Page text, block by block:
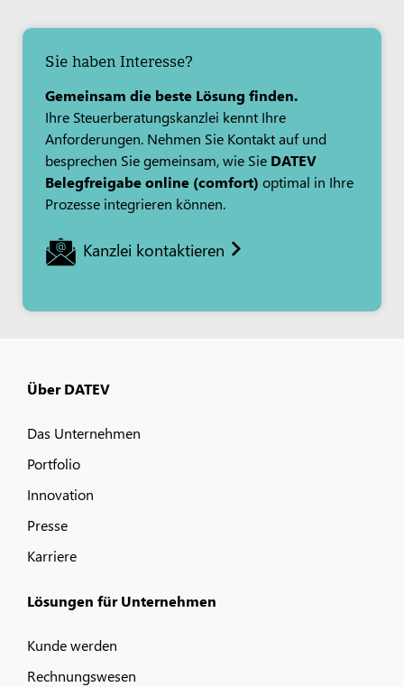
Sie haben Interesse?
Gemeinsam die beste Lösung finden.
Ihre Steuerberatungskanzlei kennt Ihre
Anforderungen. Nehmen Sie Kontakt auf und
besprechen Sie gemeinsam, wie Sie DATEV
Belegfreigabe online (comfort) optimal in Ihre
Prozesse integrieren können.
Kanzlei kontaktieren
Über DATEV
Das Unternehmen
Portfolio
Innovation
Presse
Karriere
Lösungen für Unternehmen
Kunde werden
Rechnungswesen